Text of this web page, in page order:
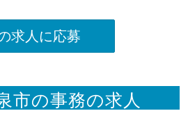
求人に応募
市の事務の求人